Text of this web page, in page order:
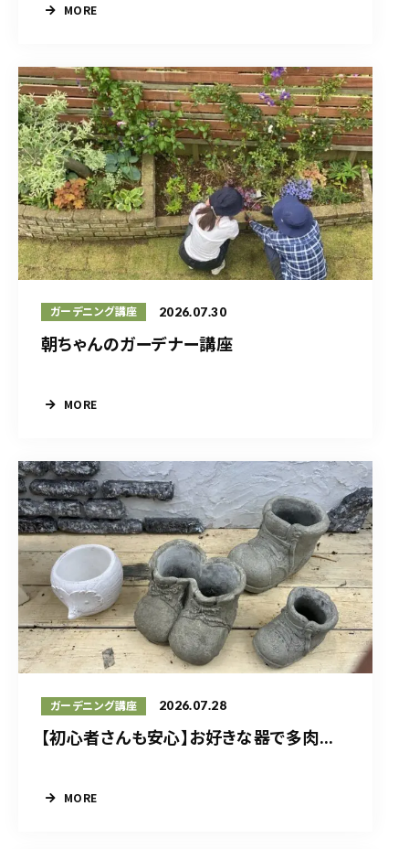
MORE
ガーデニング講座 2026.07.30
朝ちゃんのガーデナー講座
MORE
ガーデニング講座 2026.07.28
【初心者さんも安心】お好きな器で多肉...
MORE